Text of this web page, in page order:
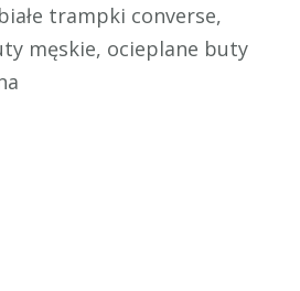
trampki converse,
męskie, ocieplane buty